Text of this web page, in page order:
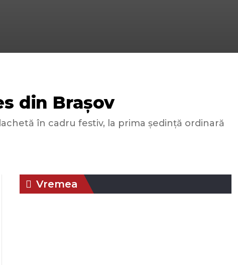
din Brașov
în cadru festiv, la prima ședință ordinară
Vremea